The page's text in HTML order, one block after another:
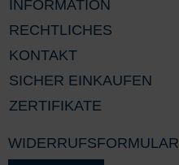
INFORMATION
RECHTLICHES
KONTAKT
SICHER EINKAUFEN
ZERTIFIKATE
WIDERRUFSFORMULAR